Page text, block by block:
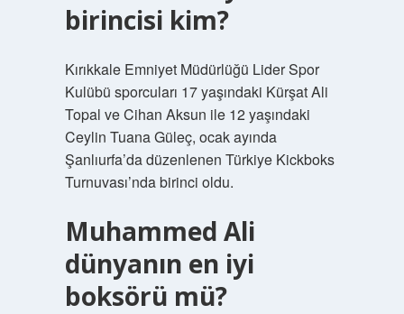
birincisi kim?
Kırıkkale Emniyet Müdürlüğü Lider Spor
Kulübü sporcuları 17 yaşındaki Kürşat Ali
Topal ve Cihan Aksun ile 12 yaşındaki
Ceylin Tuana Güleç, ocak ayında
Şanlıurfa’da düzenlenen Türkiye Kickboks
Turnuvası’nda birinci oldu.
Muhammed Ali
dünyanın en iyi
boksörü mü?